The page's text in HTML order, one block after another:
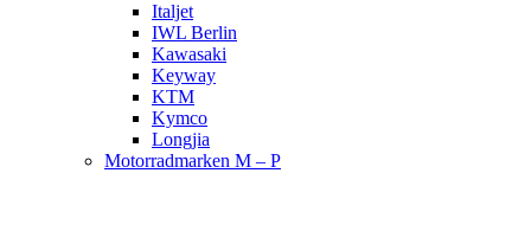
Italjet
IWL Berlin
Kawasaki
Keyway
KTM
Kymco
Longjia
Motorradmarken M – P